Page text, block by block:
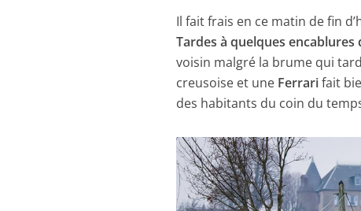
Il fait frais en ce matin de fin
Tardes à quelques encablures
voisin malgré la brume qui
creusoise et une Ferrarifait
des habitants du coin du